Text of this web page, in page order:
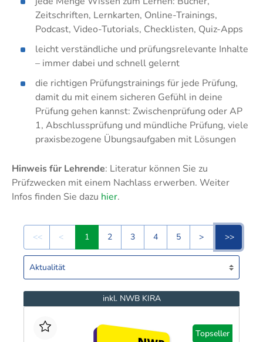
Fachkaufleute
Bilanzbuchhalter
Personalkaufmann
Handwerksmeister
Zeitschriften, Lernkarten, Online-Trainings,
Podcast, Video-Tutorials, Checklisten, Quiz-Apps
leicht verständliche und prüfungsrelevante Inhalte
– immer dabei und schnell gelernt
die richtigen Prüfungstrainings für jede Prüfung,
damit du mit einem sicheren Gefühl in deine
Prüfung gehen kannst: Zwischenprüfung oder AP
1, Abschlussprüfung und mündliche Prüfung, viele
praxisbezogene Übungsaufgaben mit Lösungen
Hinweis für Lehrende: Literatur können Sie zu
Prüfzwecken mit einem Nachlass erwerben. Weiter
Infos finden Sie dazu hier.
<< < 1 2 3 4 5 > >>
inkl. NWB KIRA
Topseller